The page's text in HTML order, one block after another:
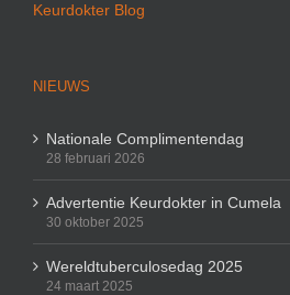
Keurdokter Blog
NIEUWS
Nationale Complimentendag
28 februari 2026
Advertentie Keurdokter in Cumela
30 oktober 2025
Wereldtuberculosedag 2025
24 maart 2025